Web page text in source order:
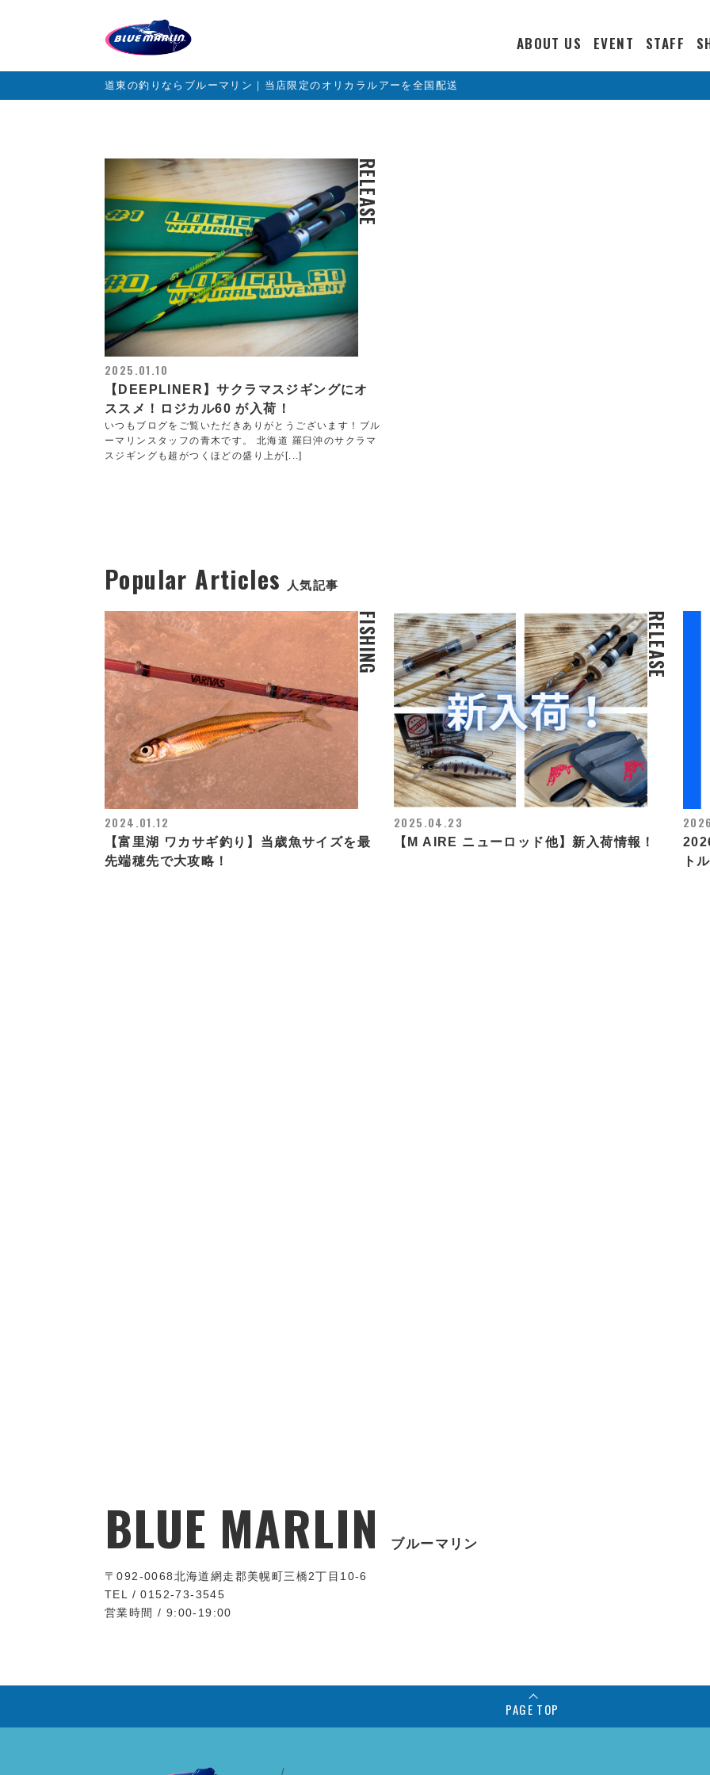
ABOUT US EVENT STAFF
道東の釣りならブルーマリン｜当店限定のオリカラルアーを全国配送
RELEASE
2025.01.10
【DEEPLINER】サクラマスジギングにオ
ススメ！ロジカル60 が入荷！
いつもブログをご覧いただきありがとうございます！ブル
ーマリンスタッフの青木です。 北海道 羅臼沖のサクラマ
スジギングも超がつくほどの盛り上が[...]
Popular Articles 人気記事
FISHING
2024.01.12
【富里湖 ワカサギ釣り】当歳魚サイズを最
先端穂先で大攻略！
RELEASE
2025.04.23
【M AIRE ニューロッド他】新入荷情報！
ト
BLUE MARLIN ブルーマリン
〒092-0068北海道網走郡美幌町三橋2丁目10-6
TEL / 0152-73-3545
営業時間 / 9:00-19:00
PAGE TOP